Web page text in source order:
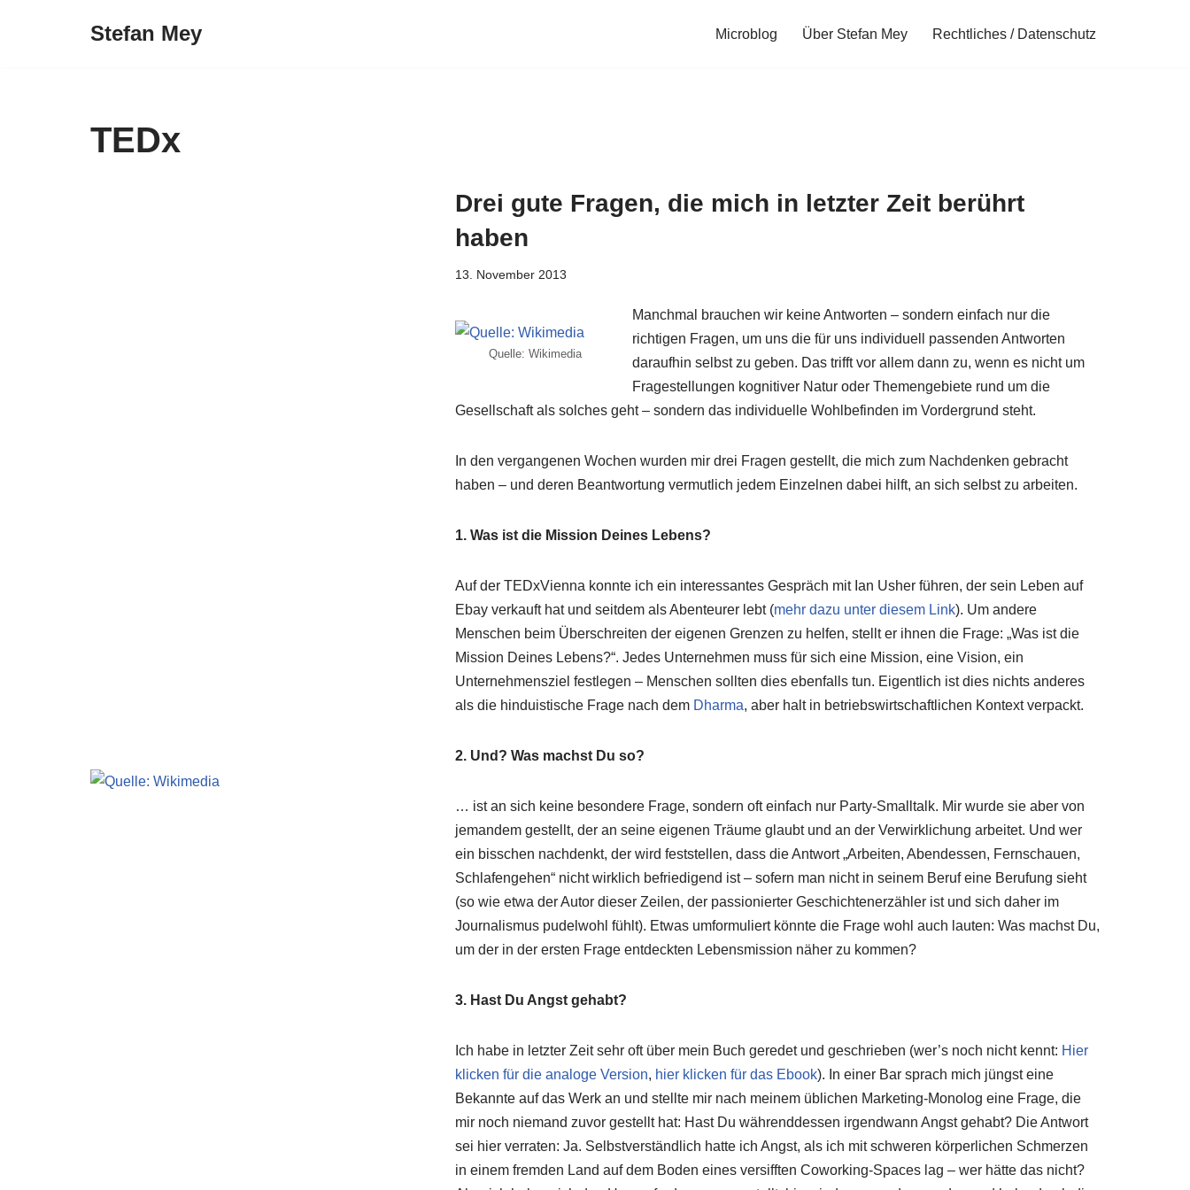
Stefan Mey Microblog Über Stefan Mey Rechtliches / Datenschutz
TEDx
Drei gute Fragen, die mich in letzter Zeit berührt
haben
13. November 2013
Quelle: Wikimedia
Manchmal brauchen wir keine Antworten – sondern einfach nur die
richtigen Fragen, um uns die für uns individuell passenden Antworten
daraufhin selbst zu geben. Das trifft vor allem dann zu, wenn es nicht um
Fragestellungen kognitiver Natur oder Themengebiete rund um die
Gesellschaft als solches geht – sondern das individuelle Wohlbefinden im Vordergrund steht.
In den vergangenen Wochen wurden mir drei Fragen gestellt, die mich zum Nachdenken gebracht
haben – und deren Beantwortung vermutlich jedem Einzelnen dabei hilft, an sich selbst zu arbeiten.
1. Was ist die Mission Deines Lebens?
Auf der TEDxVienna konnte ich ein interessantes Gespräch mit Ian Usher führen, der sein Leben auf
Ebay verkauft hat und seitdem als Abenteurer lebt (mehr dazu unter diesem Link). Um andere
Menschen beim Überschreiten der eigenen Grenzen zu helfen, stellt er ihnen die Frage: „Was ist die
Mission Deines Lebens?“. Jedes Unternehmen muss für sich eine Mission, eine Vision, ein
Unternehmensziel festlegen – Menschen sollten dies ebenfalls tun. Eigentlich ist dies nichts anderes
als die hinduistische Frage nach dem Dharma, aber halt in betriebswirtschaftlichen Kontext verpackt.
2. Und? Was machst Du so?
… ist an sich keine besondere Frage, sondern oft einfach nur Party-Smalltalk. Mir wurde sie aber von
jemandem gestellt, der an seine eigenen Träume glaubt und an der Verwirklichung arbeitet. Und wer
ein bisschen nachdenkt, der wird feststellen, dass die Antwort „Arbeiten, Abendessen, Fernschauen,
Schlafengehen“ nicht wirklich befriedigend ist – sofern man nicht in seinem Beruf eine Berufung sieht
(so wie etwa der Autor dieser Zeilen, der passionierter Geschichtenerzähler ist und sich daher im
Journalismus pudelwohl fühlt). Etwas umformuliert könnte die Frage wohl auch lauten: Was machst Du,
um der in der ersten Frage entdeckten Lebensmission näher zu kommen?
3. Hast Du Angst gehabt?
Ich habe in letzter Zeit sehr oft über mein Buch geredet und geschrieben (wer’s noch nicht kennt: Hier
klicken für die analoge Version, hier klicken für das Ebook). In einer Bar sprach mich jüngst eine
Bekannte auf das Werk an und stellte mir nach meinem üblichen Marketing-Monolog eine Frage, die
mir noch niemand zuvor gestellt hat: Hast Du währenddessen irgendwann Angst gehabt? Die Antwort
sei hier verraten: Ja. Selbstverständlich hatte ich Angst, als ich mit schweren körperlichen Schmerzen
in einem fremden Land auf dem Boden eines versifften Coworking-Spaces lag – wer hätte das nicht?